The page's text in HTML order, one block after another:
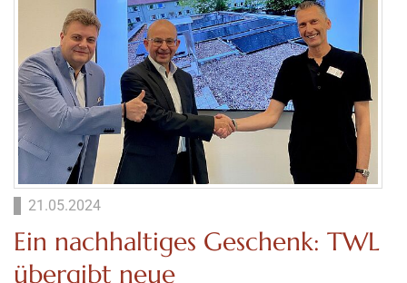
21.05.2024
Ein nachhaltiges Geschenk: TWL
übergibt neue